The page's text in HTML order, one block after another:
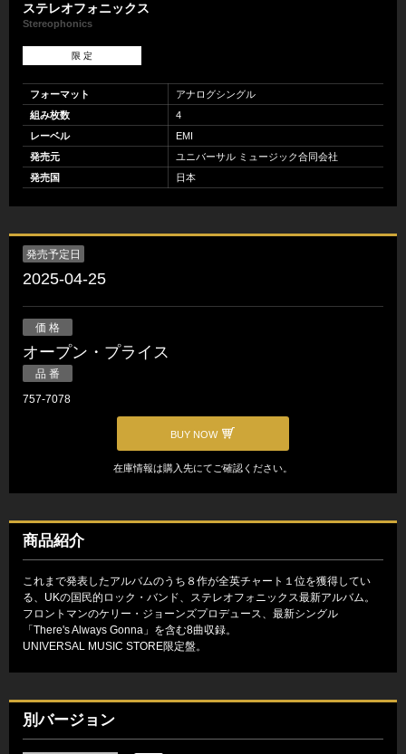
ステレオフォニックス
Stereophonics
限 定
フォーマット
アナログシングル
組み枚数
4
レーベル
EMI
発売元
ユニバーサル ミュージック合同会社
発売国
日本
発売予定日
2025-04-25
価 格
オープン・プライス
品 番
757-7078
BUY NOW
在庫情報は購入先にてご確認ください。
商品紹介
これまで発表したアルバムのうち８作が全英チャート１位を獲得してい
る、UKの国民的ロック・バンド、ステレオフォニックス最新アルバム。
フロントマンのケリー・ジョーンズプロデュース、最新シングル
「There's Always Gonna」を含む8曲収録。
UNIVERSAL MUSIC STORE限定盤。
別バージョン